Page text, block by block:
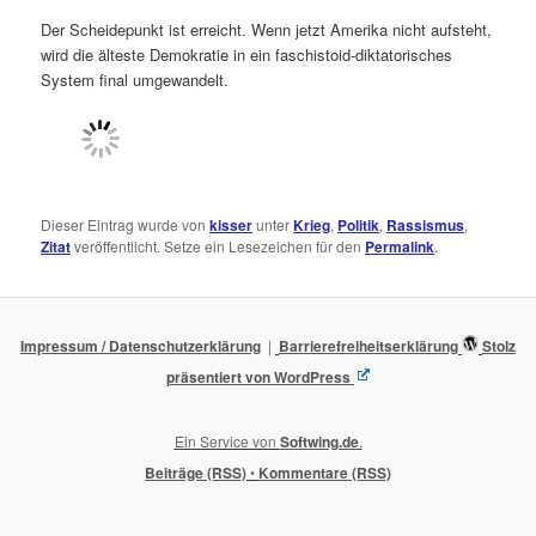
Der Scheidepunkt ist erreicht. Wenn jetzt Amerika nicht aufsteht,
wird die älteste Demokratie in ein faschistoid-diktatorisches
System final umgewandelt.
Dieser Eintrag wurde vonkisserunterKrieg, Politik, Rassismus,
Zitatveröffentlicht. Setze ein Lesezeichen für den Permalink.
Impressum / Datenschutzerklärung Barrierefreiheitserklärung
Stolz
präsentiert von WordPress
Ein Service von Softwing.de.
Beiträge (RSS)• Kommentare (RSS)